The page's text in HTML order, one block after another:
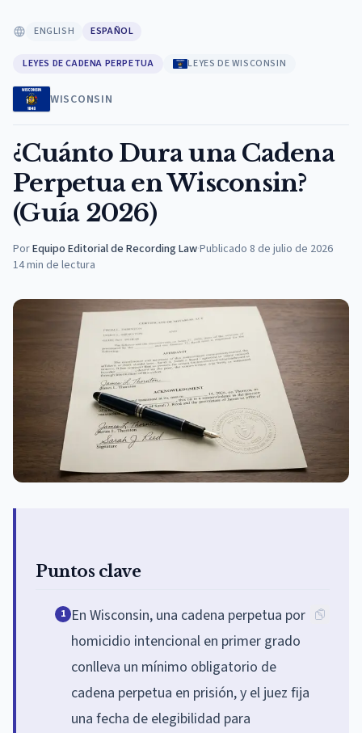
ENGLISH ESPAÑOL
LEYES DE CADENA PERPETUA LEYES DE WISCONSIN
WISCONSIN
¿Cuánto Dura una Cadena
Perpetua en Wisconsin?
(Guía 2026)
PorEquipo Editorial de Recording Law·Publicado 8 de julio de 2026
14min de lectura
Puntos clave
1 En Wisconsin, una cadena perpetua por
homicidio intencional en primer grado
conlleva un mínimo obligatorio de
cadena perpetua en prisión, y el juez fija
una fecha de elegibilidad para